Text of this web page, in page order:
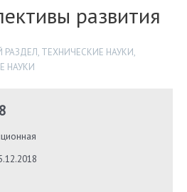
развития
, ТЕХНИЧЕСКИЕ НАУКИ,
НАУКИ